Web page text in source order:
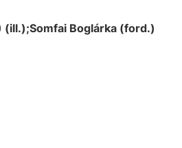
(ill.);Somfai Boglárka (ford.)